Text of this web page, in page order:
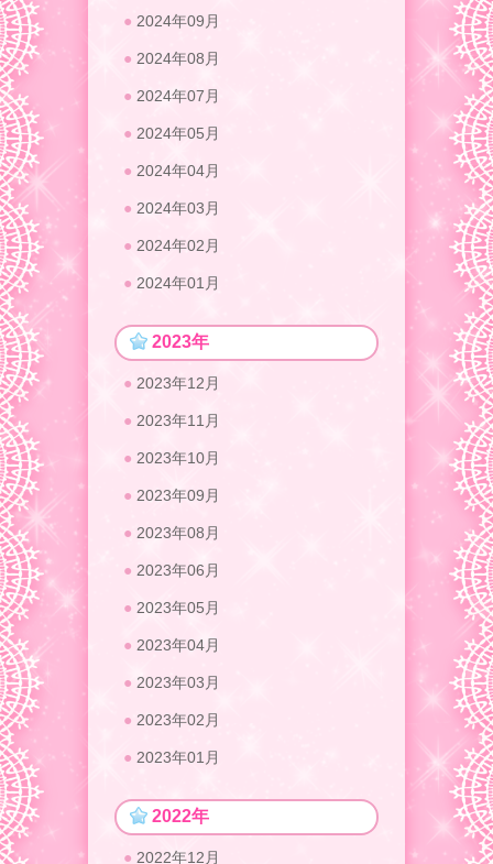
2024年09月
2024年08月
2024年07月
2024年05月
2024年04月
2024年03月
2024年02月
2024年01月
2023年
2023年12月
2023年11月
2023年10月
2023年09月
2023年08月
2023年06月
2023年05月
2023年04月
2023年03月
2023年02月
2023年01月
2022年
2022年12月